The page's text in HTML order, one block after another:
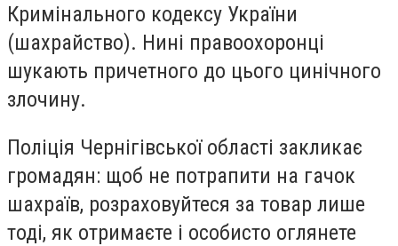
Кримінального кодексу України
(шахрайство). Нині правоохоронці
шукають причетного до цього цинічного
злочину.
Поліція Чернігівської області закликає
громадян: щоб не потрапити на гачок
шахраїв, розраховуйтеся за товар лише
тоді, як отримаєте і особисто оглянете